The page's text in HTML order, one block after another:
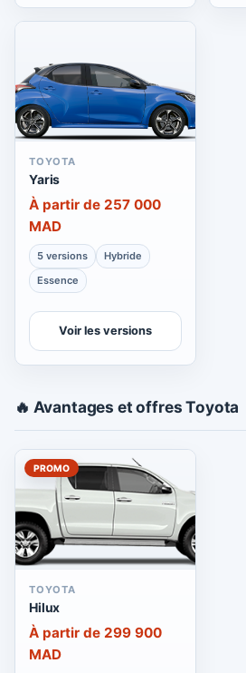
TOYOTA
Yaris
À partir de 257 000
MAD
5 versions
Hybride
Essence
Voir les versions
🔥 Avantages et offres Toyota
PROMO
TOYOTA
Hilux
À partir de 299 900
MAD